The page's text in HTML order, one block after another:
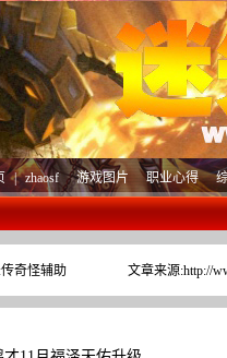
职业心得
游戏图片
zhaosf
|
传奇怪辅助 文章来源:http://